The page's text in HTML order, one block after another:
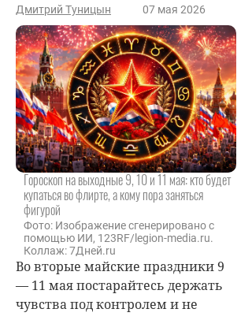
Дмитрий Туницын 07 мая 2026
Гороскоп на выходные 9, 10 и 11 мая: кто будет
купаться во флирте, а кому пора заняться
фигурой
Фото: Изображение сгенерировано с
помощью ИИ, 123RF/legion-media.ru.
Коллаж: 7Дней.ru
Во вторые майские праздники 9
— 11 мая постарайтесь держать
чувства под контролем и не